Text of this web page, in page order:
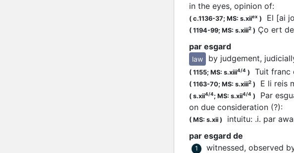
in the eyes, opinion of:
( c.1136-37; MS: s.xiiex ) El [ai
( 1194-99; MS: s.xiii2 ) Ço ert
par esgard
law by judgement,
( 1155; MS: s.xiii4/4 ) Tuit franc
( 1163-70; MS: s.xiii2 ) E li reis
( s.xii4/4; MS: s.xii4/4 ) Par
on due consideration (?):
( MS: s.xii ) intuitu: .i. par
par esgard de
1 witnessed, observed